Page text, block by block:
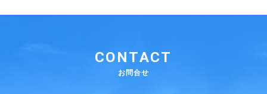
CONTACT
お問合せ